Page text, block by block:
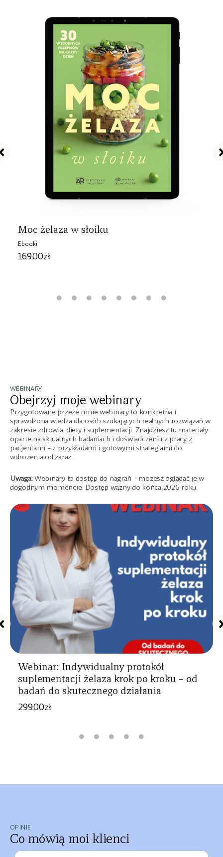
Moc żelaza w słoiku
Ebooki
169,00zł
WEBINARY
Obejrzyj moje webinary
Przygotowane przeze mnie webinary to konkretna i
sprawdzona wiedza dla osób szukających realnych rozwiązań w
zakresie zdrowia, diety i suplementacji. Znajdziesz tu materiały
oparte na aktualnych badaniach i doświadczeniu z pracy z
pacjentami – z przykładami i gotowymi strategiami do
wdrożenia od zaraz.
Uwaga:Webinary to dostęp do nagrań – możesz oglądać je w
dogodnym momencie. Dostęp ważny do końca 2026 roku.
Webinar: Indywidualny protokół
suplementacji żelaza krok po kroku – od
badań do skutecznego działania
299,00zł
OPINIE
Co mówią moi klienci